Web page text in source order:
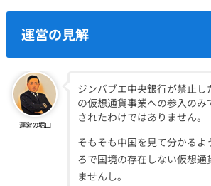
運営の見解
運営の堀口
ジンバブエ中央銀行が禁止し
の仮想通貨事業への参入のみ
されたわけではありません。
そもそも中国を見て分かるよ
ろで国境の存在しない仮想
ませんし。